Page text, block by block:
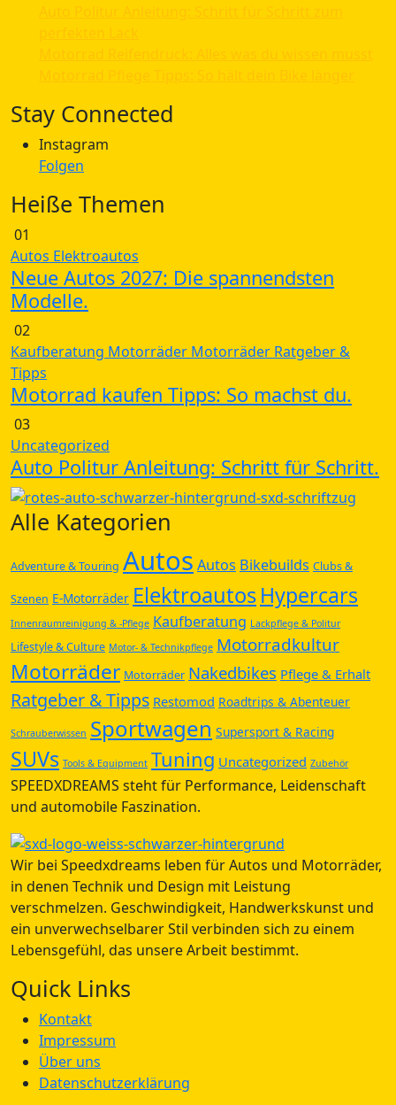
Stay Connected
Instagram
Folgen
Heiße Themen
01
Autos Elektroautos
Neue Autos 2027: Die spannendsten
Modelle.
02
Kaufberatung Motorräder Motorräder Ratgeber &
Tipps
Motorrad kaufen Tipps: So machst du.
03
Uncategorized
Auto Politur Anleitung: Schritt für Schritt.
Alle Kategorien
Adventure & Touring Autos Autos Bikebuilds Clubs &
Szenen E-Motorräder ElektroautosHypercars
Innenraumreinigung & -Pflege Kaufberatung Lackpflege & Politur
Lifestyle & Culture Motor- & Technikpflege Motorradkultur
Motorräder Motorräder Nakedbikes Pflege & Erhalt
Ratgeber & Tipps Restomod Roadtrips & Abenteuer
Schrauberwissen Sportwagen Supersport & Racing
SUVs Tools & Equipment Tuning Uncategorized Zubehör
SPEEDXDREAMS steht für Performance, Leidenschaft
und automobile Faszination.
Wir bei Speedxdreams leben für Autos und Motorräder,
in denen Technik und Design mit Leistung
verschmelzen. Geschwindigkeit, Handwerkskunst und
ein unverwechselbarer Stil verbinden sich zu einem
Lebensgefühl, das unsere Arbeit bestimmt.
Quick Links
Kontakt
Impressum
Über uns
Datenschutzerklärung